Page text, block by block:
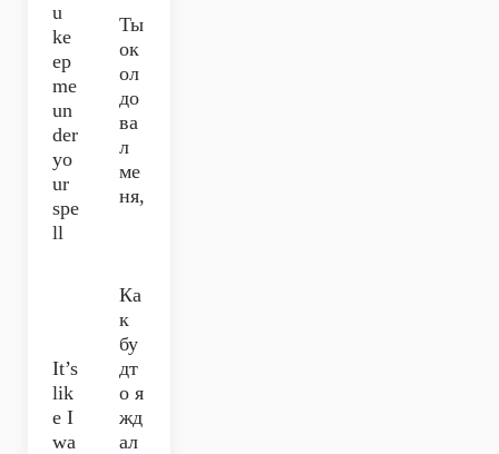
u
ke
ep
me
un
der
yo
ur
spe
ll
Ты
ок
ол
до
ва
л
ме
ня,
It’s
lik
e I
wa
Ка
к
бу
дт
о я
жд
ал